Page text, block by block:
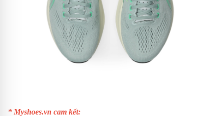
* Myshoes.vn cam kết: